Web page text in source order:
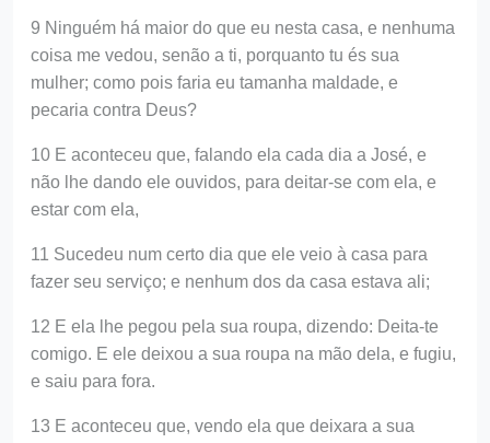
9 Ninguém há maior do que eu nesta casa, e nenhuma
coisa me vedou, senão a ti, porquanto tu és sua
mulher; como pois faria eu tamanha maldade, e
pecaria contra Deus?
10 E aconteceu que, falando ela cada dia a José, e
não lhe dando ele ouvidos, para deitar-se com ela, e
estar com ela,
11 Sucedeu num certo dia que ele veio à casa para
fazer seu serviço; e nenhum dos da casa estava ali;
12 E ela lhe pegou pela sua roupa, dizendo: Deita-te
comigo. E ele deixou a sua roupa na mão dela, e fugiu,
e saiu para fora.
13 E aconteceu que, vendo ela que deixara a sua